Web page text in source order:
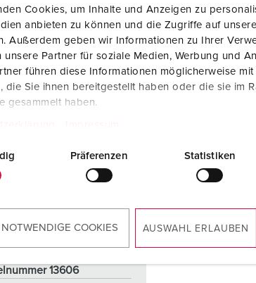
Cookies, um Inhalte und Anzeigen zu
anbieten zu können und die Zugriffe auf
Außerdem geben wir Informationen zu Ihrer
unsere Partner für soziale Medien, Werbung und
führen diese Informationen möglicherweise
die Sie ihnen bereitgestellt haben oder die sie im
gesammelt haben.
Präferenzen Statistiken
NOTWENDIGE COOKIES AUSWAHL ERLAUBEN
13606